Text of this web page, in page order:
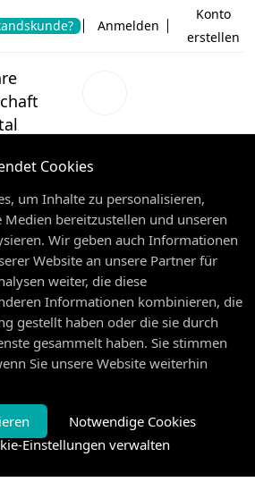
Anmelden
Konto
erstellen
Cookies
um Inhalte zu personalisieren,
bereitzustellen und unseren
Wir geben auch Informationen
Website an unsere Partner für
weiter, die diese
Informationen kombinieren, die
gestellt haben oder die sie durch
gesammelt haben. Sie stimmen
Sie unsere Website weiterhin
Notwendige Cookies
Einstellungen verwalten